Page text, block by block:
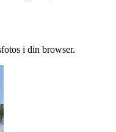
i din browser.